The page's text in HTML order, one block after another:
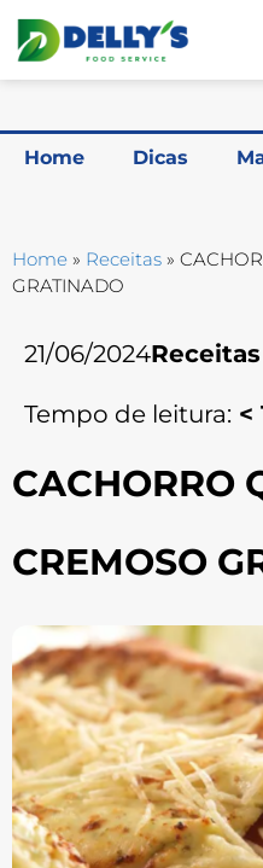
Home Dicas
Home » Receitas »
GRATINADO
21/06/2024Receitas
Tempo de leitura: <
CACHORRO
CREMOSO